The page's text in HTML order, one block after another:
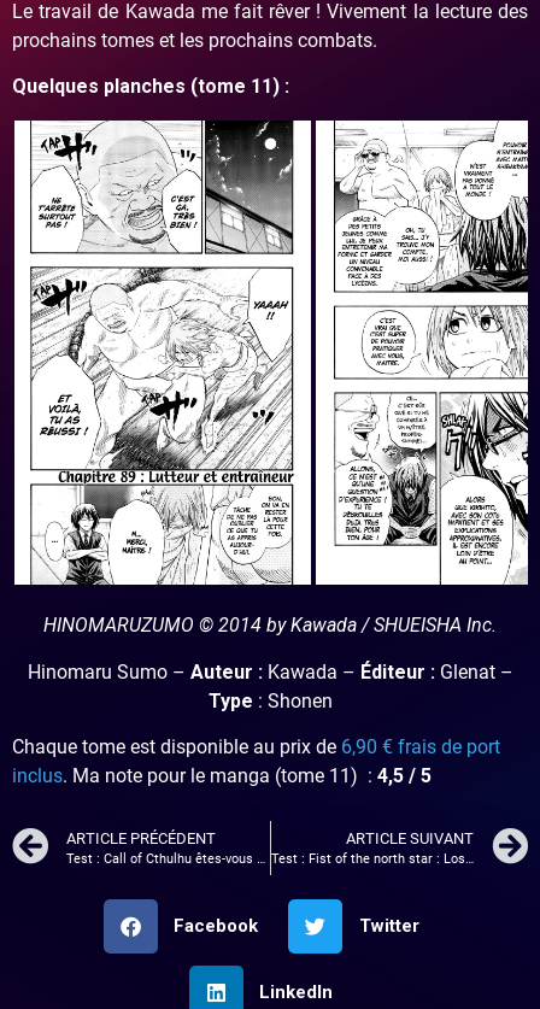
Le travail de Kawada me fait rêver ! Vivement la lecture des
prochains tomes et les prochains combats.
Quelques planches (tome 11) :
HINOMARUZUMO © 2014 by Kawada / SHUEISHA Inc.
Hinomaru Sumo – Auteur :Kawada – Éditeur :Glenat –
Type : Shonen
Chaque tome est disponible au prix de 6,90 € frais de port
inclus. Ma note pour le manga (tome 11) : 4,5 / 5
ARTICLE PRÉCÉDENT ARTICLE SUIVANT
Facebook Twitter
LinkedIn